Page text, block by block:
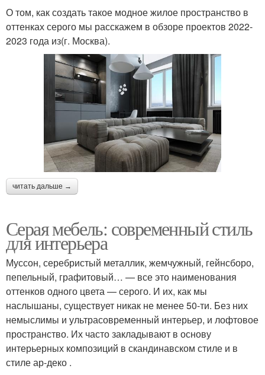
О том, как создать такое модное жилое пространство в
оттенках серого мы расскажем в обзоре проектов 2022-
2023 года из(г. Москва).
читать дальше →
Серая мебель: современный стиль
для интерьера
Муссон, серебристый металлик, жемчужный, гейнсборо,
пепельный, графитовый… — все это наименования
оттенков одного цвета — серого. И их, как мы
наслышаны, существует никак не менее 50-ти. Без них
немыслимы и ультрасовременный интерьер, и лофтовое
пространство. Их часто закладывают в основу
интерьерных композиций в скандинавском стиле и в
стиле ар-деко .